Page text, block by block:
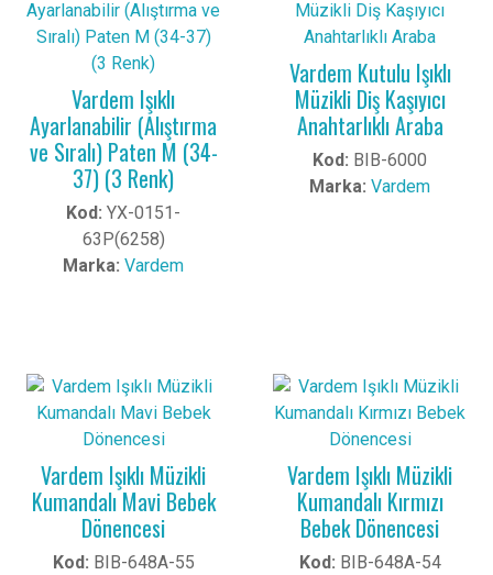
Vardem Işıklı
Ayarlanabilir (Alıştırma
ve Sıralı) Paten M (34-
37) (3 Renk)
Kod: YX-0151-
63P(6258)
Marka: Vardem
Vardem Kutulu Işıklı
Müzikli Diş Kaşıyıcı
Anahtarlıklı Araba
Kod: BIB-6000
Marka: Vardem
Vardem Işıklı Müzikli
Kumandalı Mavi Bebek
Dönencesi
Kod: BIB-648A-55
Vardem Işıklı Müzikli
Kumandalı Kırmızı
Bebek Dönencesi
Kod: BIB-648A-54